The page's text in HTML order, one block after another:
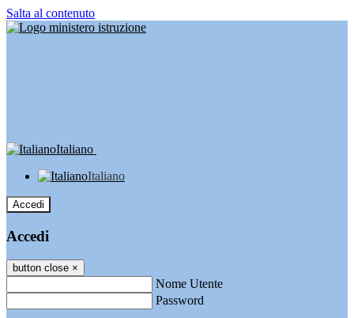
Salta al contenuto
Italiano
Italiano
Accedi
Accedi
button close ×
Nome Utente
Password